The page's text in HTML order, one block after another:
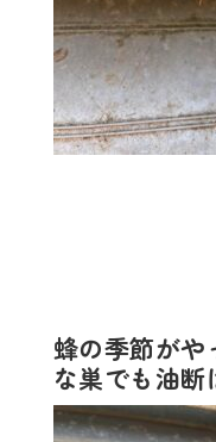
蜂の季節が
な巣でも油断